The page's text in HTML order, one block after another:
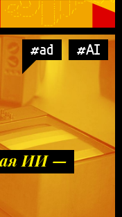
#ad #AI
ИИ —